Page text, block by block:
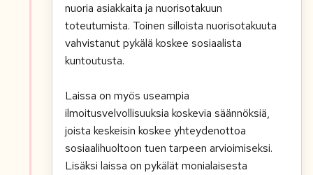
nuoria asiakkaita ja nuorisotakuun
toteutumista. Toinen silloista nuorisotakuuta
vahvistanut pykälä koskee sosiaalista
kuntoutusta.
Laissa on myös useampia
ilmoitusvelvollisuuksia koskevia säännöksiä,
joista keskeisin koskee yhteydenottoa
sosiaalihuoltoon tuen tarpeen arvioimiseksi.
Lisäksi laissa on pykälät monialaisesta